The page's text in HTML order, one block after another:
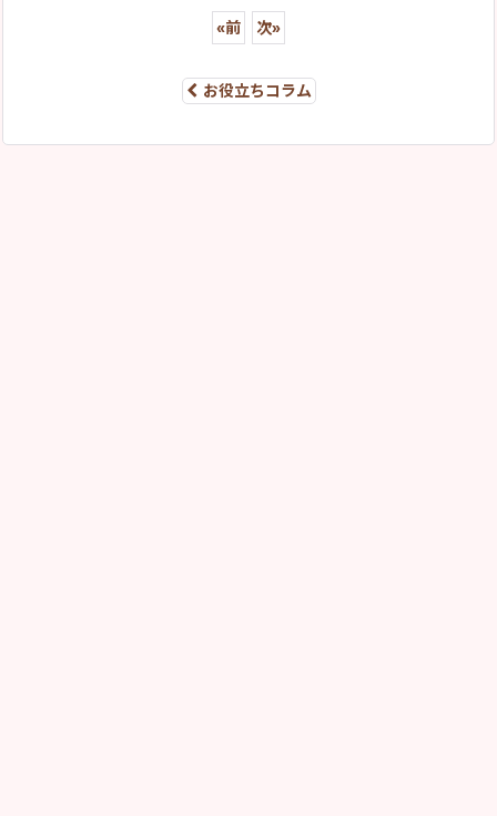
«前 次»
お役立ちコラム